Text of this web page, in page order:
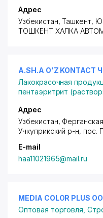
Адрес
Узбекистан, Ташкент,
ТОШКЕНТ ХАЛКА
A.SH.A O'Z KONTACT
Лакокрасочная
пентаэритрит
Адрес
Узбекистан,
Учкуприкский р-н, пос.
E-mail
haa11021965@mail.ru
MEDIA COLOR PLUS
Оптовая торговля ,